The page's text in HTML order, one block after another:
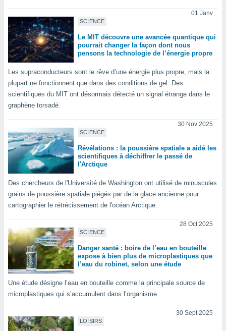
nos
le
des
des
sur
la
créer
pour
des
profils
des
SCIENCE
01 Janv
Le MIT découvre une avancée quantique qui
pourrait changer la façon dont nous
pensons la technologie de l’énergie propre
Les supraconducteurs sont le rêve d’une énergie plus propre, mais la
plupart ne fonctionnent que dans des conditions de gel. Des
scientifiques du MIT ont désormais détecté un signal étrange dans le
graphène torsadé.
SCIENCE
30 Nov 2025
Révélations : la poussière spatiale a aidé les
scientifiques à déchiffrer le passé de
l'Arctique
Des chercheurs de l'Université de Washington ont utilisé de minuscules
grains de poussière spatiale piégés par de la glace ancienne pour
cartographier le rétrécissement de l'océan Arctique.
SCIENCE
28 Oct 2025
Danger santé : boire de l’eau en bouteille
expose à bien plus de microplastiques que
l’eau du robinet, selon une étude
Une étude désigne l’eau en bouteille comme la principale source de
microplastiques qui s’accumulent dans l’organisme.
LOISIRS
30 Sept 2025